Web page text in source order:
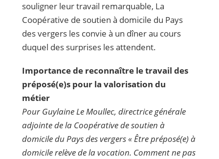
souligner leur travail remarquable, La
Coopérative de soutien à domicile du Pays
des vergers les convie à un dîner au cours
duquel des surprises les attendent.
Importance de reconnaître le travail des
préposé(e)s pour la valorisation du
métier
Pour Guylaine Le Moullec, directrice générale
adjointe de la Coopérative de soutien à
domicile du Pays des vergers « Être préposé(e) à
domicile relève de la vocation. Comment ne pas